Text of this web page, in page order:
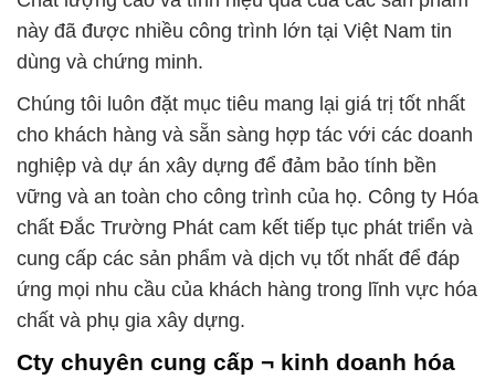
này đã được nhiều công trình lớn tại Việt Nam tin
dùng và chứng minh.
Chúng tôi luôn đặt mục tiêu mang lại giá trị tốt nhất
cho khách hàng và sẵn sàng hợp tác với các doanh
nghiệp và dự án xây dựng để đảm bảo tính bền
vững và an toàn cho công trình của họ. Công ty Hóa
chất Đắc Trường Phát cam kết tiếp tục phát triển và
cung cấp các sản phẩm và dịch vụ tốt nhất để đáp
ứng mọi nhu cầu của khách hàng trong lĩnh vực hóa
chất và phụ gia xây dựng.
Cty chuyên cung cấp ¬ kinh doanh hóa